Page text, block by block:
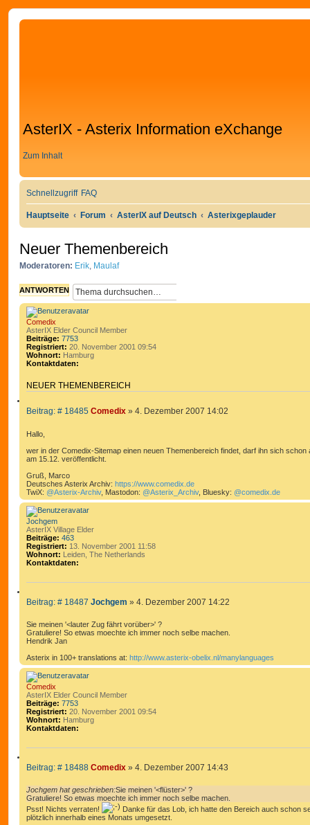
AsterIX - Asterix Information eXchange
Zum Inhalt
Schnellzugriff FAQ
Hauptseite Forum AsterIX auf Deutsch Asterixgeplauder
Neuer Themenbereich
Moderatoren: Erik, Maulaf
ANTWORTEN
U
R
T
S
H
Comedix
AsterIX Elder Council Member
Beiträge: 7753
Registriert: 20. November 2001 09:54
Wohnort: Hamburg
Kontaktdaten:
n
k
d
a
e
n
v
o
n
C
o
m
e
d
i
x
NEUER THEMENBEREICH
I
I
E
R
E
N
Beitrag: # 18485B
r
a
Comedix » 4. Dezember 2007 14:02
Hallo,
wer in der Comedix-Sitemap einen neuen Themenbereich findet, darf ihn sich
am 15.12. veröffentlicht.
Gruß, Marco
Deutsches Asterix Archiv: https://www.comedix.de
TwiX: @Asterix-Archiv, Mastodon: @Asterix_Archiv, Bluesky: @comedix.de
Jochgem
AsterIX Village Elder
Beiträge: 463
Registriert: 13. November 2001 11:58
Wohnort: Leiden, The Netherlands
Kontaktdaten:
a
t
d
a
t
e
n
v
o
n
J
o
c
h
g
I
E
E
N
Beitrag: # 18487 B
i
t
g
Jochgem » 4. Dezember 2007 14:22
Sie meinen '<lauter Zug fährt vorüber>' ?
Gratuliere! So etwas moechte ich immer noch selbe machen.
Hendrik Jan
Asterix in 100+ translations at: http://www.asterix-obelix.nl/manylanguages
Comedix
AsterIX Elder Council Member
Beiträge: 7753
Registriert: 20. November 2001 09:54
Wohnort: Hamburg
Kontaktdaten:
a
t
d
a
t
e
I
E
R
Beitrag: # 18488B
i
t
r
a
Comedix » 4. Dezember 2007 14:43
Jochgem hat geschrieben:Sie meinen '<flüster>' ?
Gratuliere! So etwas moechte ich immer noch selbe machen.
Psst! Nichts verraten!
Danke für das Lob, ich hatte den Bereich auch schon
plötzlich innerhalb eines Monats umgesetzt.